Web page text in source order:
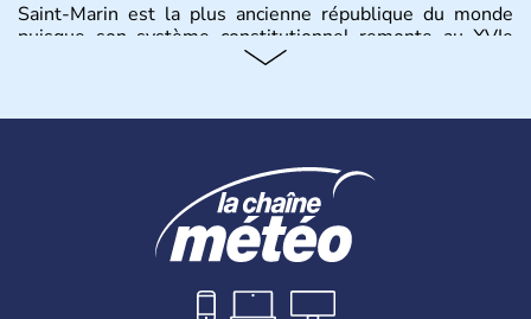
Saint-Marin est la plus ancienne république du monde
puisque son système constitutionnel remonte au XVIe
siècle. Saint-Marin est devenu membre du Conseil de